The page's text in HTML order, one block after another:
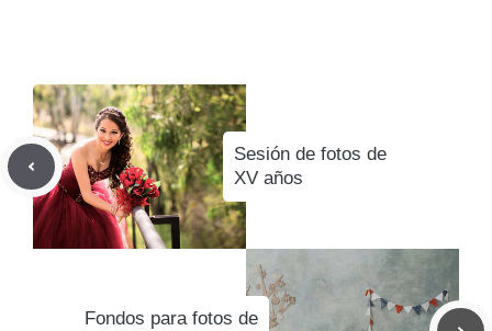
Sesión de fotos de
XV años
Fondos para fotos de